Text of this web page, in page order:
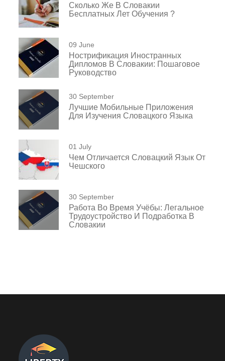
Сколько Же В Словакии
Бесплатных Лет Обучения ?
09 June
Нострификация Иностранных
Дипломов В Словакии: Пошаговое
Руководство
30 September
Лучшие Мобильные Приложения
Для Изучения Словацкого Языка
01 July
Чем Отличается Словацкий Язык От
Чешского
30 September
Работа Во Время Учёбы: Легальное
Трудоустройство И Подработка В
Словакии